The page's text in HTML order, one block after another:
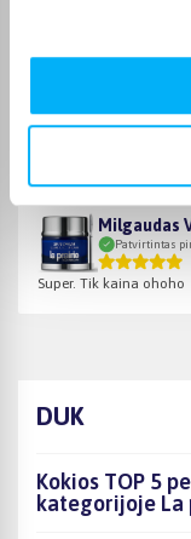
Patvirtintas
Milgaudas
Patvirtintas
Super. Tik kaina ohoho
DUK
Kokios TOP 5
kategorijoje La